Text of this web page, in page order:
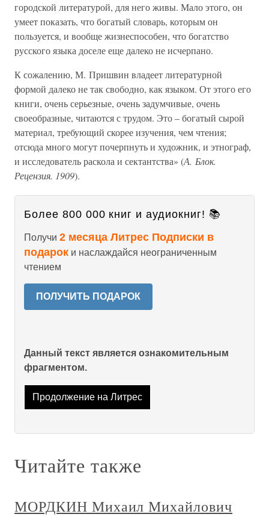
городской литературой, для него живы. Мало этого, он
умеет показать, что богатый словарь, которым он
пользуется, и вообще жизнеспособен, что богатство
русского языка доселе еще далеко не исчерпано.
К сожалению, М. Пришвин владеет литературной
формой далеко не так свободно, как языком. От этого его
книги, очень серьезные, очень задумчивые, очень
своеобразные, читаются с трудом. Это – богатый сырой
материал, требующий скорее изучения, чем чтения;
отсюда много могут почерпнуть и художник, и этнограф,
и исследователь раскола и сектантства» (А. Блок.
Рецензия. 1909).
Более 800 000 книг и аудиокниг! 📚
Получи 2 месяца Литрес Подписки в
подарок и наслаждайся неограниченным
чтением
ПОЛУЧИТЬ ПОДАРОК
Данный текст является ознакомительным
фрагментом.
Продолжение на Литрес
Читайте также
МОРДКИН Михаил Михайлович